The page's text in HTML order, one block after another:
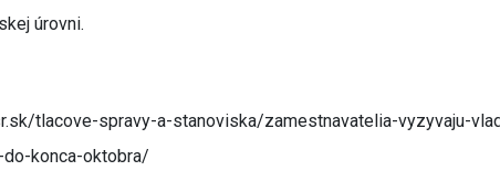
úrovni.
tlacove-spravy-a-stanoviska/zamestnavatelia-vyzyvaju-
konca-oktobra/